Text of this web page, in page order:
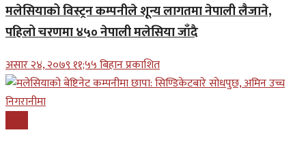
मलेसियाको विस्ट्रन कम्पनीले शून्य लागतमा नेपाली लैजाने,
पहिलो चरणमा ४५० नेपाली मलेसिया जाँदै
असार २४, २०७९ ११;५५ बिहान प्रकाशित